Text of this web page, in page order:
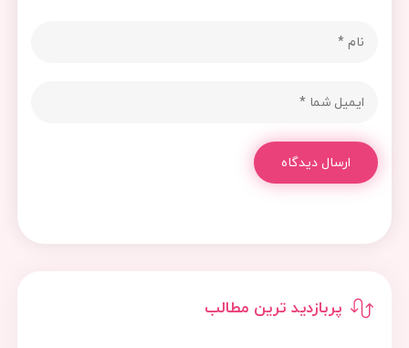
پربازدید ترین مطالب
ارسال دیدگاه